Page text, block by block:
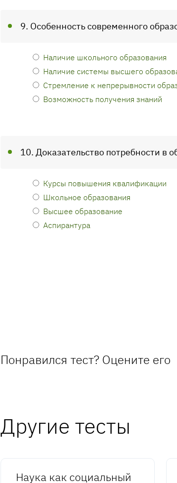
9. Особенность современного
Наличие школьного образования
Наличие системы высшего
Стремление к непрерывности
Возможность получения знаний
10. Доказательство потребности в
Курсы повышения квалификации
Школьное образования
Высшее образование
Аспирантура
Понравился тест? Оцените его
Другие тесты
Наука как социальный